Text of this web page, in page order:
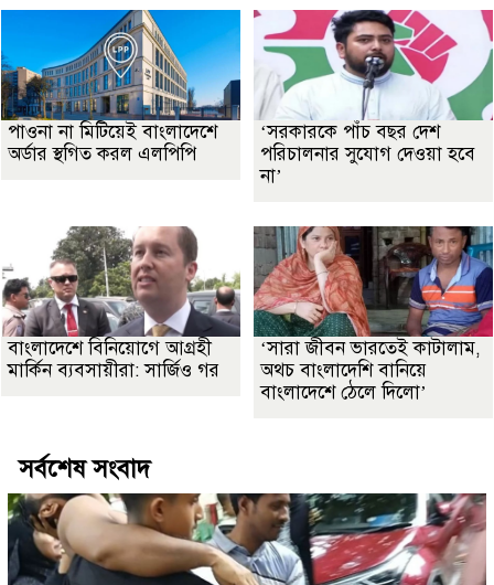
পাওনা না মিটিয়েই বাংলাদেশে
অর্ডার স্থগিত করল এলপিপি
‘সরকারকে পাঁচ বছর দেশ
পরিচালনার সুযোগ দেওয়া হবে
না’
বাংলাদেশে বিনিয়োগে আগ্রহী
মার্কিন ব্যবসায়ীরা: সার্জিও গর
‘সারা জীবন ভারতেই কাটালাম,
অথচ বাংলাদেশি বানিয়ে
বাংলাদেশে ঠেলে দিলো’
সর্বশেষ সংবাদ